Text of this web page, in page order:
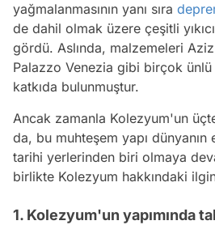
yağmalanmasının yanı sıra
de dahil olmak üzere çeşitli
gördü. Aslında, malzemeleri
Palazzo Venezia gibi birçok ünlü
katkıda bulunmuştur.
Ancak zamanla Kolezyum'un
da, bu muhteşem yapı
tarihi yerlerinden biri olmaya
birlikte Kolezyum hakkındaki
1. Kolezyum'un yapımında